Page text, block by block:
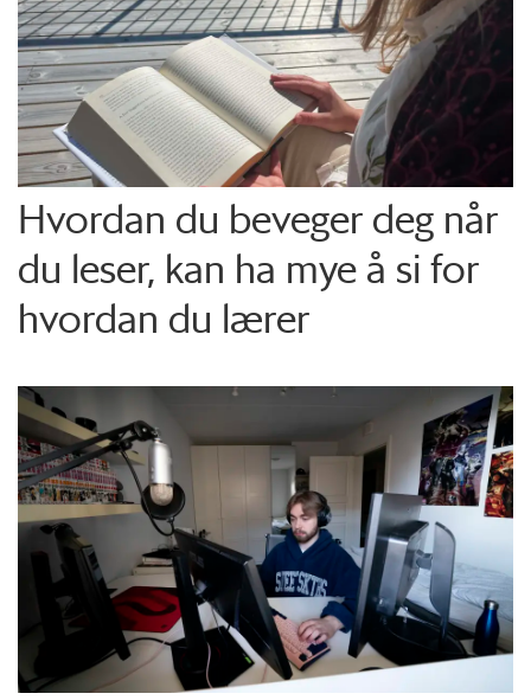
Hvordan du beveger deg når
du leser, kan ha mye å si for
hvordan du lærer